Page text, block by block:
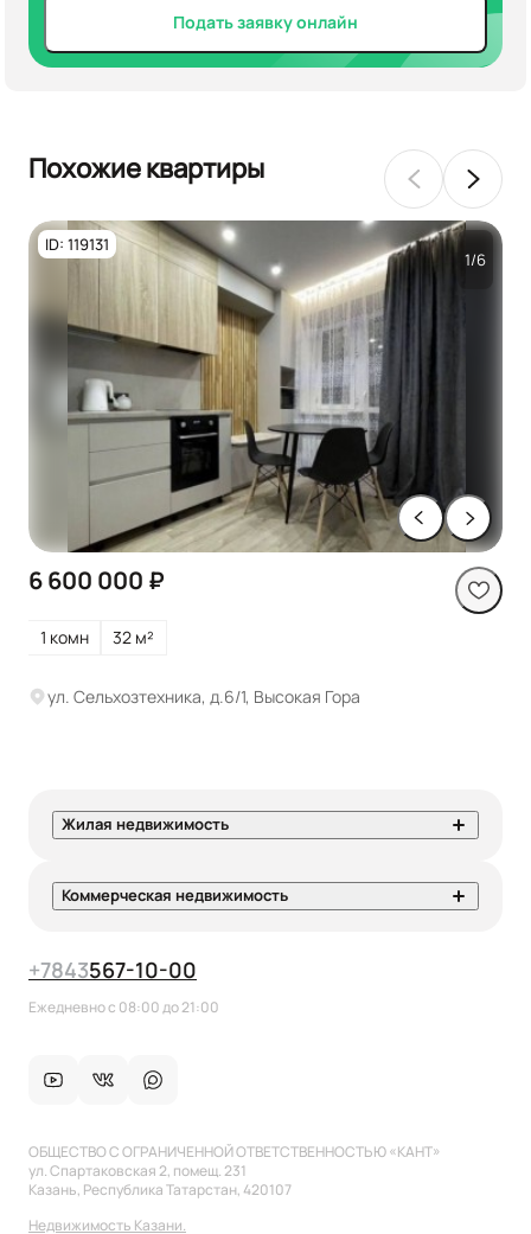
Подать заявку онлайн
Похожие квартиры
ID: 119131
1/6
6 600 000 ₽
1 комн 32 м²
ул. Сельхозтехника, д.6/1, Высокая Гора
Жилая недвижимость
Коммерческая недвижимость
+7843567-10-00
Ежедневно с 08:00 до 21:00
ОБЩЕСТВО С ОГРАНИЧЕННОЙ ОТВЕТСТВЕННОСТЬЮ «КАНТ»
ул. Спартаковская 2, помещ. 231
Казань, Республика Татарстан, 420107
Недвижимость Казани.